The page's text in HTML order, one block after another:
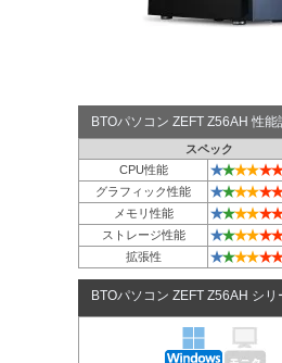
BTOパソコン ZEFT Z56AH 性
スペック
CPU性能
★★★★★★
グラフィック性能 ★★★★★★
メモリ性能 ★★★★★★
ストレージ性能 ★★★★★★
拡張性 ★★★★★★
BTOパソコン ZEFT Z56AH シリ